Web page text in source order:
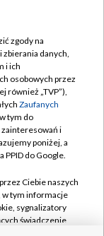
zgody na
danych,
i ich
osobowych przez
również „TVP”),
Zaufanych
tym do
i
poniżej, a
PPID do Google.
Ciebie naszych
w tym informacje
sygnalizatory
świadczenie